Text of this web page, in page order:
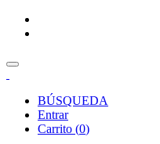
BÚSQUEDA
Entrar
Carrito (0)